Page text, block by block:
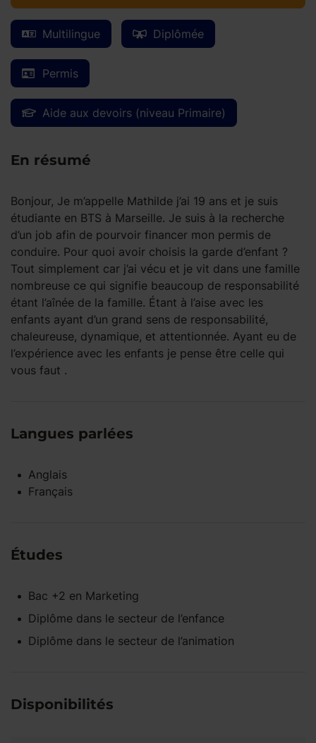
Multilingue Diplômée
Permis
Aide aux devoirs (niveau Primaire)
En résumé
Bonjour, Je m’appelle Mathilde j’ai 19 ans et je suis
étudiante en BTS à Marseille. Je suis à la recherche
d’un job afin de pourvoir financer mon permis de
conduire. Pour quoi avoir choisis la garde d’enfant ?
Tout simplement car j’ai vécu et je vit dans une famille
nombreuse ce qui signifie beaucoup de responsabilité
étant l’aînée de la famille. Étant à l’aise avec les
enfants ayant d’un grand sens de responsabilité,
chaleureuse, dynamique, et attentionnée. Ayant eu de
l’expérience avec les enfants je pense être celle qui
vous faut .
Langues parlées
Anglais
Français
Études
Bac +2 en Marketing
Diplôme dans le secteur de l’enfance
Diplôme dans le secteur de l’animation
Disponibilités